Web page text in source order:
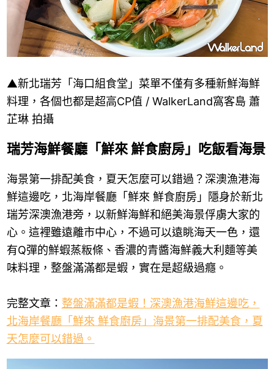
▲新北瑞芳「海口組食堂」菜單不僅有多種新鮮海鮮
料理，各個也都是超高CP值 / WalkerLand窩客島 蕭
芷琳 拍攝
瑞芳海鮮餐廳「鮮來 鮮食廚房」吃飯看海景
海景第一排配美食，夏天怎麼可以錯過？深澳漁港海
鮮這邊吃，北海岸餐廳「鮮來 鮮食廚房」隱身於新北
瑞芳深澳漁港旁，以新鮮海鮮和絕美海景俘虜大家的
心。這裡雖遠離市中心，不過可以遠眺海天一色，還
有Q彈的鮮蝦蒸粄條、香濃的青醬海鮮義大利麵等美
味料理，整盤滿滿都是蝦，實在是超級過癮。
完整文章： 整盤滿滿都是蝦！深澳漁港海鮮這邊吃，
北海岸餐廳「鮮來 鮮食廚房」海景第一排配美食，夏
天怎麼可以錯過。